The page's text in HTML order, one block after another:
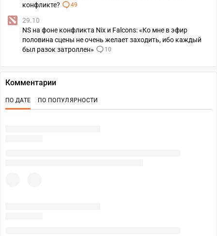
конфликте?
49
29.10
NS на фоне конфликта Nix и Falcons: «Ко мне в эфир
половина сцены не очень желает заходить, ибо каждый
был разок затроллен»
10
Комментарии
ПО ДАТЕ ПО ПОПУЛЯРНОСТИ